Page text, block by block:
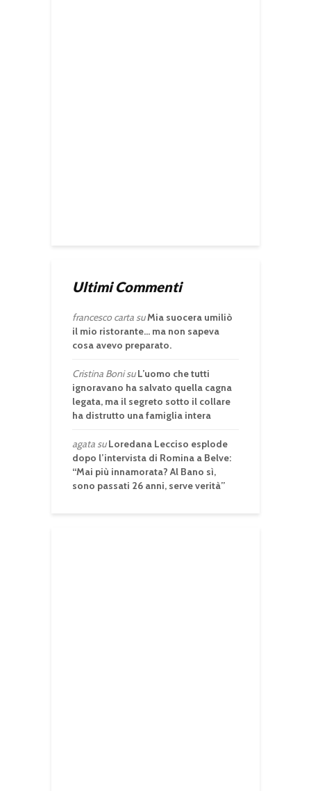
Ultimi Commenti
francesco cartasuMia suocera umiliò
il mio ristorante… ma non sapeva
cosa avevo preparato.
Cristina BonisuL’uomo che tutti
ignoravano ha salvato quella cagna
legata, ma il segreto sotto il collare
ha distrutto una famiglia intera
agatasuLoredana Lecciso esplode
dopo l’intervista di Romina a Belve:
“Mai più innamorata? Al Bano sì,
sono passati 26 anni, serve verità”